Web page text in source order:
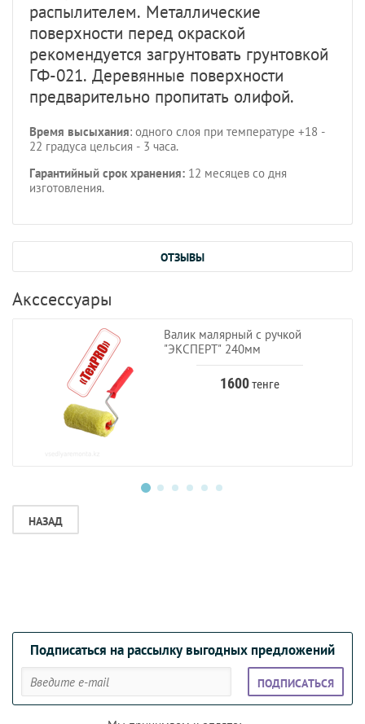
распылителем. Металлические
поверхности перед окраской
рекомендуется загрунтовать грунтовкой
ГФ-021. Деревянные поверхности
предварительно пропитать олифой.
Время высыхания: одного слоя при температуре +18 -
22 градуса цельсия - 3 часа.
Гарантийный срок хранения: 12 месяцев со дня
изготовления.
ОТЗЫВЫ
Акссессуары
Валик малярный с ручкой
"ЭКСПЕРТ" 240мм
1600тенге
НАЗАД
Подписаться на рассылку выгодных предложений
ПОДПИСАТЬСЯ